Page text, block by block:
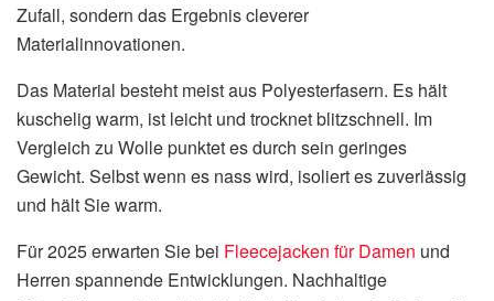
Zufall, sondern das Ergebnis cleverer
Materialinnovationen.
Das Material besteht meist aus Polyesterfasern. Es hält
kuschelig warm, ist leicht und trocknet blitzschnell. Im
Vergleich zu Wolle punktet es durch sein geringes
Gewicht. Selbst wenn es nass wird, isoliert es zuverlässig
und hält Sie warm.
Für 2025 erwarten Sie bei Fleecejacken für Damen und
Herren spannende Entwicklungen. Nachhaltige